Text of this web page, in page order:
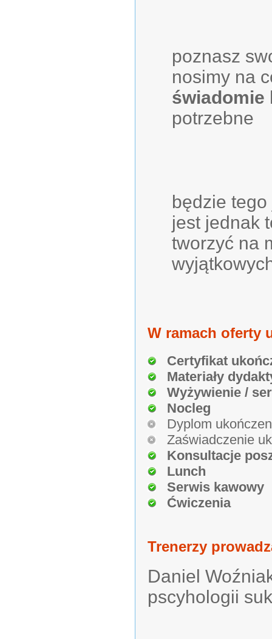
poznasz
nosimy na
świadomie
potrzebne
będzie
jest jednak
tworzyć na
W ramach oferty
Certyfikat
Materiały
Wyżywienie /
Nocleg
Dyplom
Zaświadczenie
Konsultacje
Lunch
Serwis kawowy
Ćwiczenia
Trenerzy
Daniel
pscyhologii